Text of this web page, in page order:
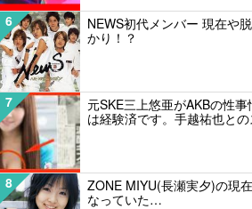
6
NEWS初代メンバー 現在や
かり！？
7
元SKE三上悠亜がAKBの性
は経験済です。手越祐也と
8
ZONE MIYU(長瀬実夕)の現
なっていた…